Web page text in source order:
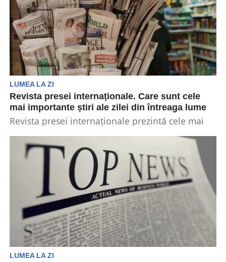
LUMEA LA ZI
Revista presei internaționale. Care sunt cele
mai importante știri ale zilei din întreaga lume
Revista presei internaționale prezintă cele mai
internațional, care au un impact...
LUMEA LA ZI